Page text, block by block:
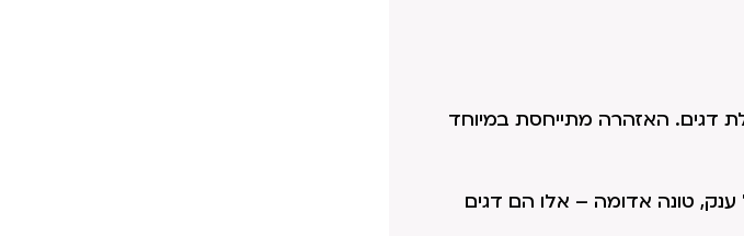
דגים. האזהרה מתייחסת במיוחד
טונה אדומה – אלו הם דגים